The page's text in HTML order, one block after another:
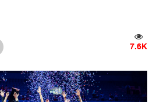
7.6K